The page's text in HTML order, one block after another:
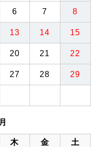
6 7 8
13 14 15
20 21 22
27 28 29
木 金 土